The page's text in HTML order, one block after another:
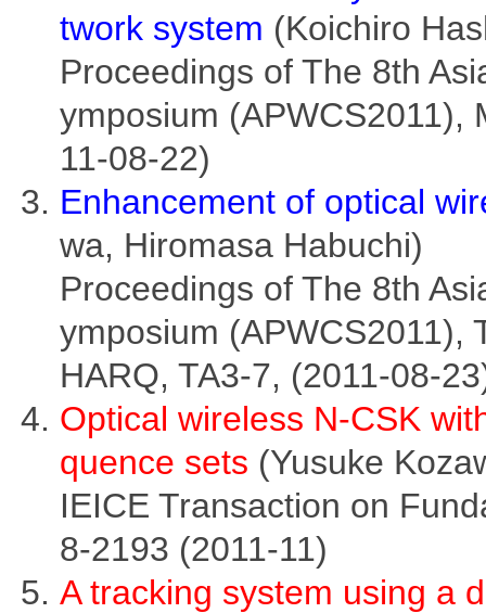
twork system (Koichiro
Proceedings of The 8th
ymposium (APWCS2011),
11-08-22)
Enhancement of optical
wa, Hiromasa Habuchi)
Proceedings of The 8th
ymposium (APWCS2011),
HARQ, TA3-7, (2011-08-
Optical wireless N-CSK
quence sets (Yusuke
IEICE Transaction on
8-2193 (2011-11)
A tracking system using a